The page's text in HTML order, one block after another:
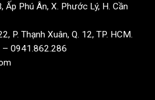
Ấp Phú Ân, X. Phước Lý, H. Cần
P. Thạnh Xuân, Q. 12, TP. HCM.
0941.862.286